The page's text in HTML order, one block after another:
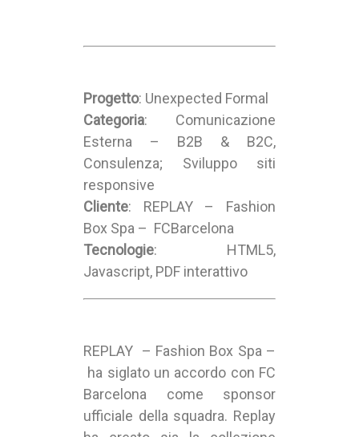
Progetto: Unexpected Formal
Categoria: Comunicazione
Esterna – B2B & B2C,
Consulenza; Sviluppo siti
responsive
Cliente: REPLAY – Fashion
Box Spa – FCBarcelona
Tecnologie: HTML5,
Javascript, PDF interattivo
REPLAY – Fashion Box Spa –
ha siglato un accordo con FC
Barcelona come sponsor
ufficiale della squadra. Replay